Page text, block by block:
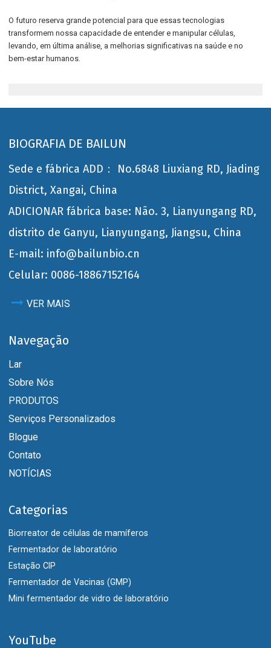
O futuro reserva grande potencial para que essas tecnologias
transformem nossa capacidade de entender e manipular células,
levando, em última análise, a melhorias significativas na saúde e no
bem-estar humanos.
BIOGRAFIA DE BAILUN
Sede e fábrica ADD： No.6848 Liuxiang RD, Jiading
District, Xangai, China
ADICIONAR fábrica base: Não. 3, Lianyungang RD,
distrito de Ganyu, Lianyungang, Jiangsu, China
E-mail: info@bailunbio.cn
Celular: 0086-18867152164
VER MAIS
Navegação
Lar
Sobre Nós
PRODUTOS
Serviços Personalizados
Blogue
Contato
NOTÍCIAS
Categorias
Biorreator de células de mamíferos
Fermentador de laboratório
Estação CIP
Fermentador de Vacinas (GMP)
Mini fermentador de vidro de laboratório
YouTube